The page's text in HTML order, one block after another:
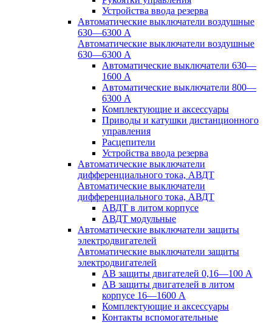
Устройства ввода резерва
Автоматические выключатели воздушные
630—6300 А
Автоматические выключатели воздушные
630—6300 А
Автоматические выключатели 630—
1600 А
Автоматические выключатели 800—
6300 А
Комплектующие и аксессуары
Приводы и катушки дистанционного
управления
Расцепители
Устройства ввода резерва
Автоматические выключатели
дифференциального тока, АВДТ
Автоматические выключатели
дифференциального тока, АВДТ
АВДТ в литом корпусе
АВДТ модульные
Автоматические выключатели защиты
электродвигателей
Автоматические выключатели защиты
электродвигателей
АВ защиты двигателей 0,16—100 А
АВ защиты двигателей в литом
корпусе 16—1600 А
Комплектующие и аксессуары
Контакты вспомогательные